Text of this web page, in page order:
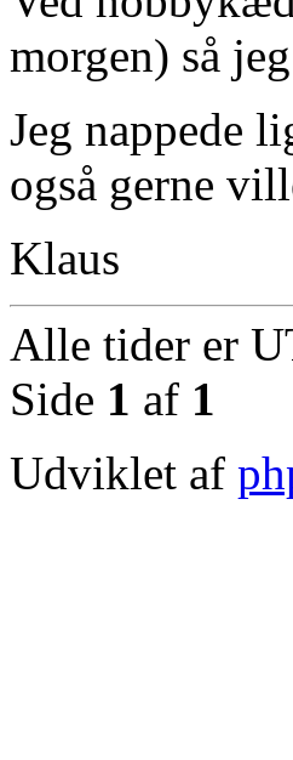
morgen) så
Jeg nappede
også gerne
Klaus
Alle tider er
Side 1 af 1
Udviklet af